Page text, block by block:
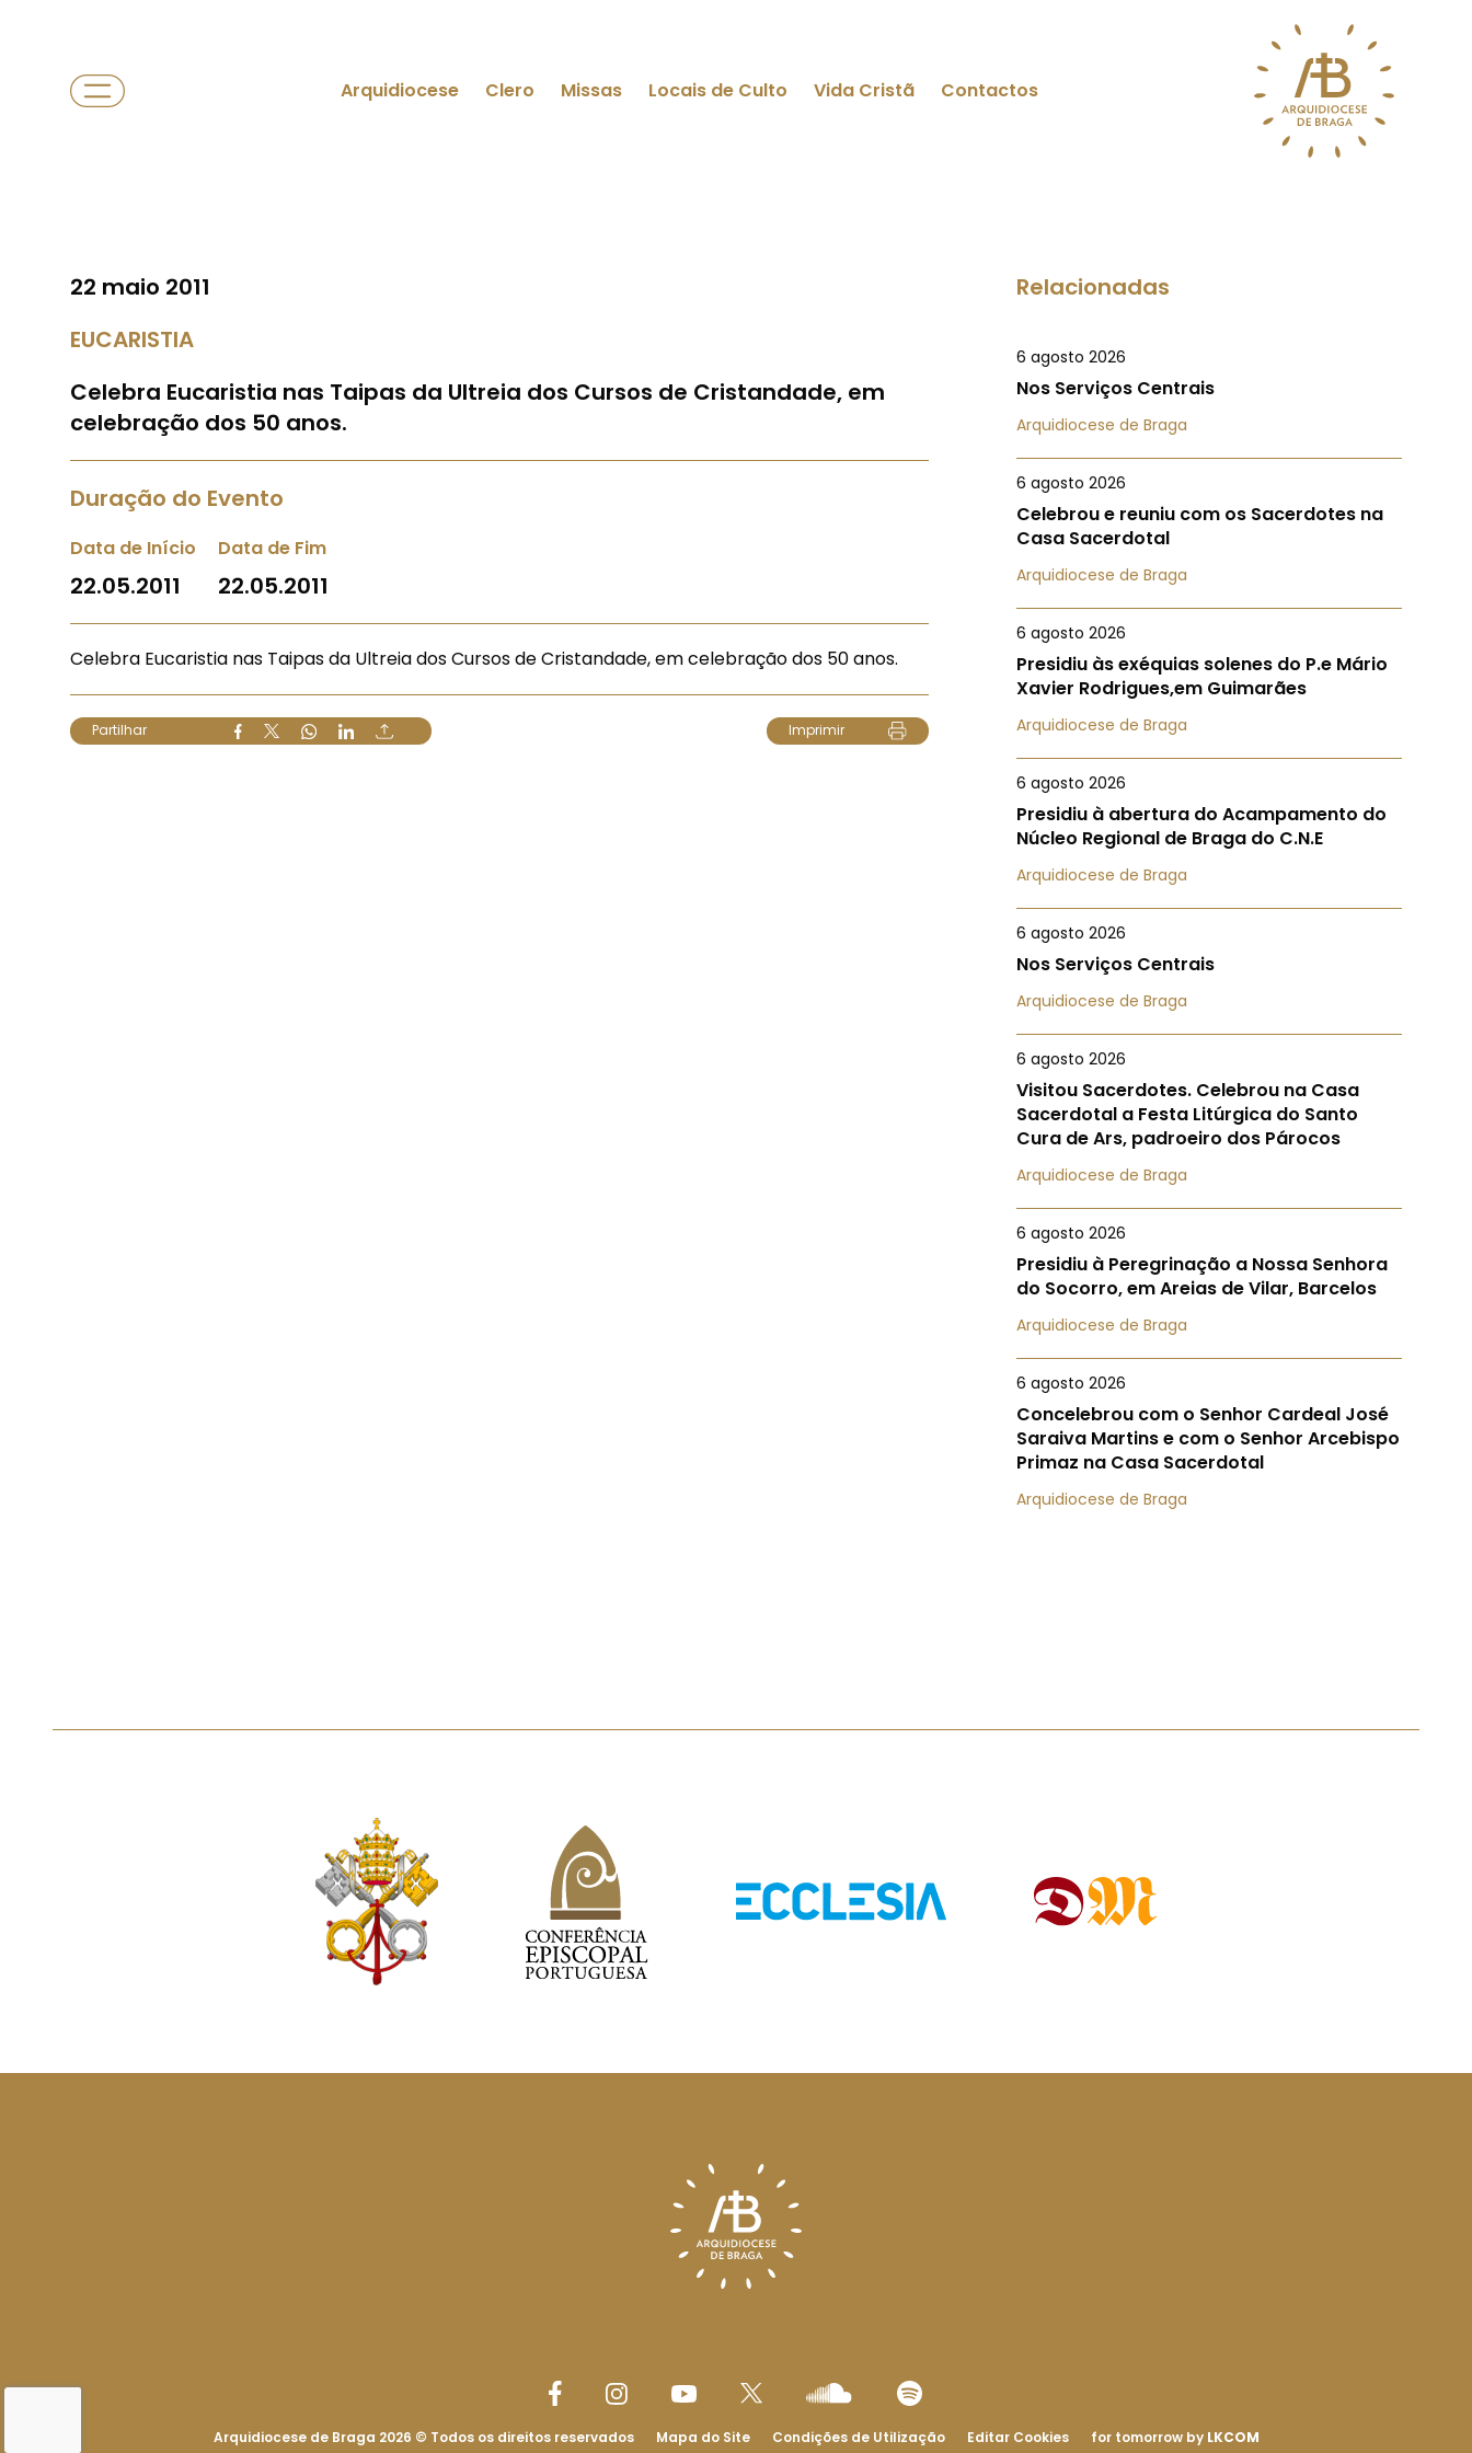
Arquidiocese Clero Missas Locais de Culto Vida Cristã Contactos
22 maio 2011
EUCARISTIA
Celebra Eucaristia nas Taipas da Ultreia dos Cursos de Cristandade, em
celebração dos 50 anos.
Duração do Evento
Data de Início
22.05.2011
Data de Fim
22.05.2011
Celebra Eucaristia nas Taipas da Ultreia dos Cursos de Cristandade, em celebração dos 50 anos.
Partilhar Imprimir
Relacionadas
6 agosto 2026
Nos Serviços Centrais
Arquidiocese de Braga
6 agosto 2026
Celebrou e reuniu com os Sacerdotes na
Casa Sacerdotal
Arquidiocese de Braga
6 agosto 2026
Presidiu às exéquias solenes do P.e Mário
Xavier Rodrigues,em Guimarães
Arquidiocese de Braga
6 agosto 2026
Presidiu à abertura do Acampamento do
Núcleo Regional de Braga do C.N.E
Arquidiocese de Braga
6 agosto 2026
Nos Serviços Centrais
Arquidiocese de Braga
6 agosto 2026
Visitou Sacerdotes. Celebrou na Casa
Sacerdotal a Festa Litúrgica do Santo
Cura de Ars, padroeiro dos Párocos
Arquidiocese de Braga
6 agosto 2026
Presidiu à Peregrinação a Nossa Senhora
do Socorro, em Areias de Vilar, Barcelos
Arquidiocese de Braga
6 agosto 2026
Concelebrou com o Senhor Cardeal José
Saraiva Martins e com o Senhor Arcebispo
Primaz na Casa Sacerdotal
Arquidiocese de Braga
Arquidiocese de Braga 2026 © Todos os direitos reservados Mapa do Site Condições de Utilização Editar Cookies for tomorrow by LKCOM